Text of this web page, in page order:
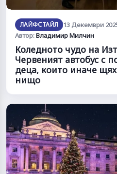
ЛАЙФСТАЙЛ
13 Декември
Автор:Владимир Милчин
Коледното чудо на
Червеният автобус с
деца, които иначе
нищо